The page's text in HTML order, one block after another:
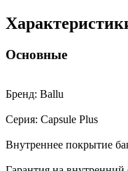
Основные
Бренд: Ballu
Серия: Capsule Plus
Внутреннее покрытие